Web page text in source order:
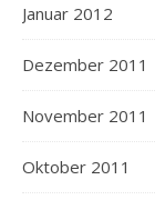
Januar 2012
Dezember 2011
November 2011
Oktober 2011